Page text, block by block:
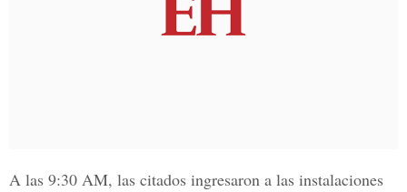
A las 9:30 AM, las citados ingresaron a las instalaciones